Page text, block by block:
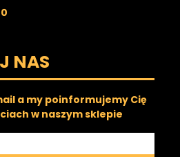
NAS
a my poinformujemy Cię
w naszym sklepie